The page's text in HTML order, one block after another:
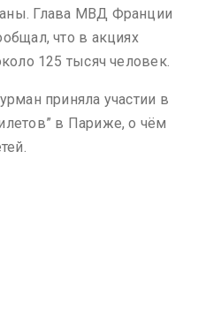
Глава МВД Франции
что в акциях
125 тысяч человек.
приняла участии в
в Париже, о чём